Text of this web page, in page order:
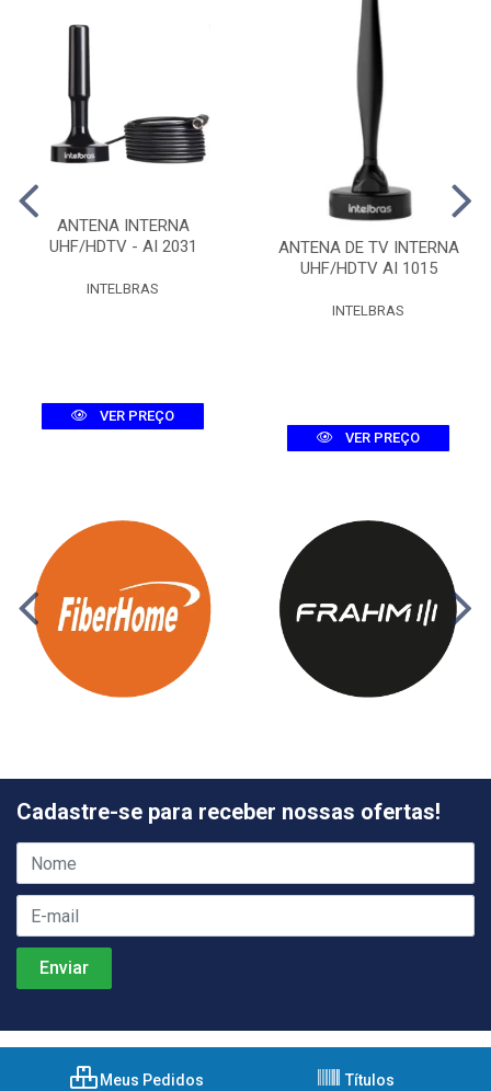
ANTENA INTERNA
UHF/HDTV - AI 2031
INTELBRAS
VER PREÇO
ANTENA DE TV INTERNA
UHF/HDTV AI 1015
INTELBRAS
VER PREÇO
Cadastre-se para receber nossas ofertas!
Meus Pedidos Títulos